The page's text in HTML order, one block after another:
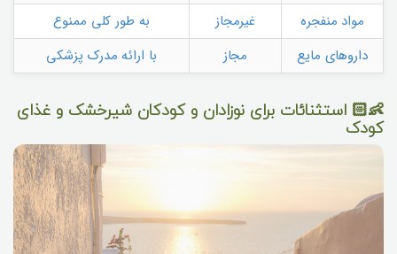
مواد منفجره
غیرمجاز
به طور کلی ممنوع
داروهای مایع
مجاز با ارائه مدرک پزشکی
👶🏻 استثنائات برای نوزادان و کودکان شیرخشک و غذای
کودک